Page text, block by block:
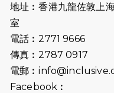
2026-07-02
2026-06-25
（
地址︰香港九龍佐敦上
室
電話︰2771 9666
傳真︰2787 0917
電郵︰
Facebook︰